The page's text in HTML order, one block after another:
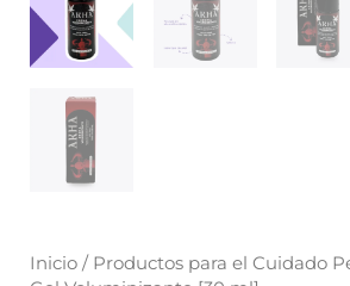
Inicio / Productos para el Cuidado